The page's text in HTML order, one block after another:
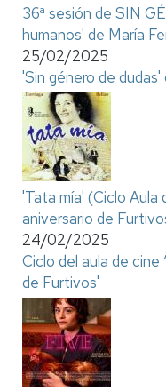
36ª sesión de SIN
humanos' de María
25/02/2025
'Sin género de
'Tata mía' (Ciclo Aula
aniversario de
24/02/2025
Ciclo del aula de cine
de Furtivos'